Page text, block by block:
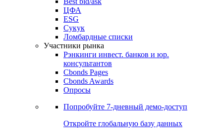
ЦФА
ESG
Сукук
Ломбардные списки
Участники рынка
Рэнкинги инвест. банков и юр.
консультантов
Cbonds Pages
Cbonds Awards
Опросы
Попробуйте 7-дневный демо-доступ
Откройте глобальную базу данных